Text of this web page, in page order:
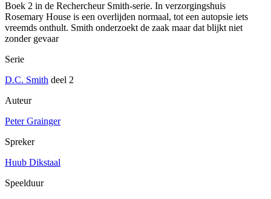
Boek 2 in de Rechercheur Smith-serie. In verzorgingshuis
Rosemary House is een overlijden normaal, tot een autopsie iets
vreemds onthult. Smith onderzoekt de zaak maar dat blijkt niet
zonder gevaar
Serie
D.C. Smith deel 2
Auteur
Peter Grainger
Spreker
Huub Dikstaal
Speelduur